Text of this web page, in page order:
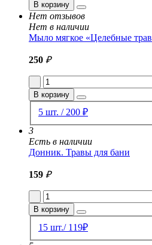
В корзину
Нет отзывов
Нет в наличии
Мыло мягкое «Целебные
250 ₽
В корзину
5 шт. / 200 ₽
3
Есть в наличии
Донник. Травы для бани
159 ₽
В корзину
15 шт./ 119₽